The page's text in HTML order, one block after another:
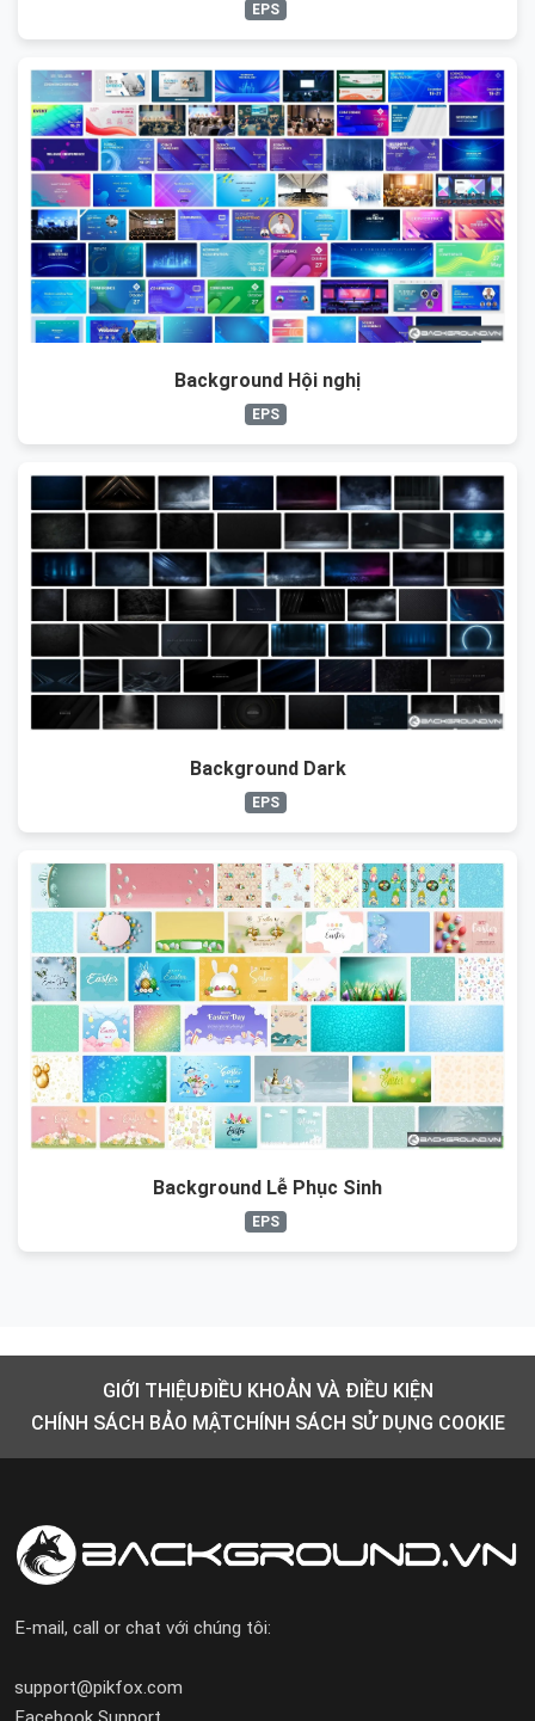
EPS
Background Hội nghị
EPS
Background Dark
EPS
Background Lễ Phục Sinh
EPS
GIỚI THIỆUĐIỀU KHOẢN VÀ ĐIỀU KIỆN
CHÍNH SÁCH BẢO MẬTCHÍNH SÁCH SỬ DỤNG COOKIE
E-mail, call or chat với chúng tôi:
support@pikfox.com